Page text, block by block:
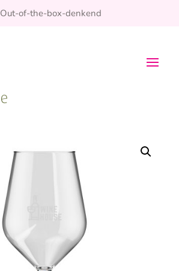
Out-of-the-box-denkend